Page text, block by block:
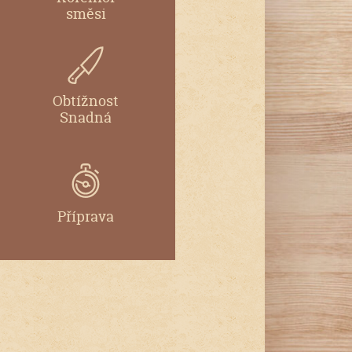
směsi
Obtížnost
Snadná
Příprava